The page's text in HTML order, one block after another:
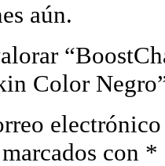
aún.
Color
con *